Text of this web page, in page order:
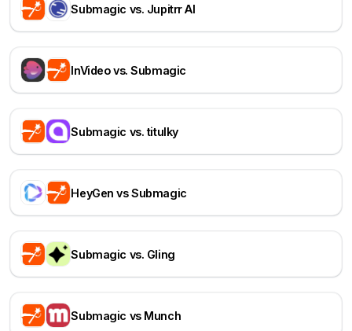
Submagic vs. Jupitrr AI
InVideo vs. Submagic
Submagic vs. titulky
HeyGen vs Submagic
Submagic vs. Gling
Submagic vs Munch